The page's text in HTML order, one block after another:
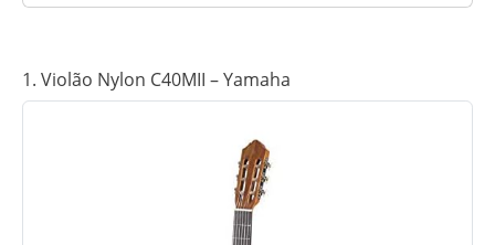
1. Violão Nylon C40MII – Yamaha